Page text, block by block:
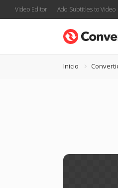
Video Editor Add Subtitles to Video
Inicio